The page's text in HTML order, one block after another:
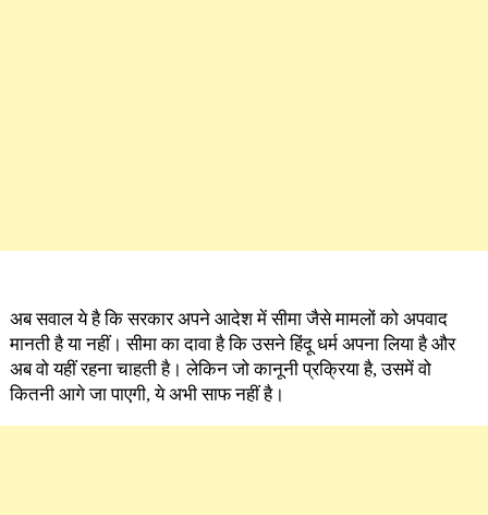
अब सवाल ये है कि सरकार अपने आदेश में सीमा जैसे मामलों को अपवाद
मानती है या नहीं। सीमा का दावा है कि उसने हिंदू धर्म अपना लिया है और
अब वो यहीं रहना चाहती है। लेकिन जो कानूनी प्रक्रिया है, उसमें वो
कितनी आगे जा पाएगी, ये अभी साफ नहीं है।